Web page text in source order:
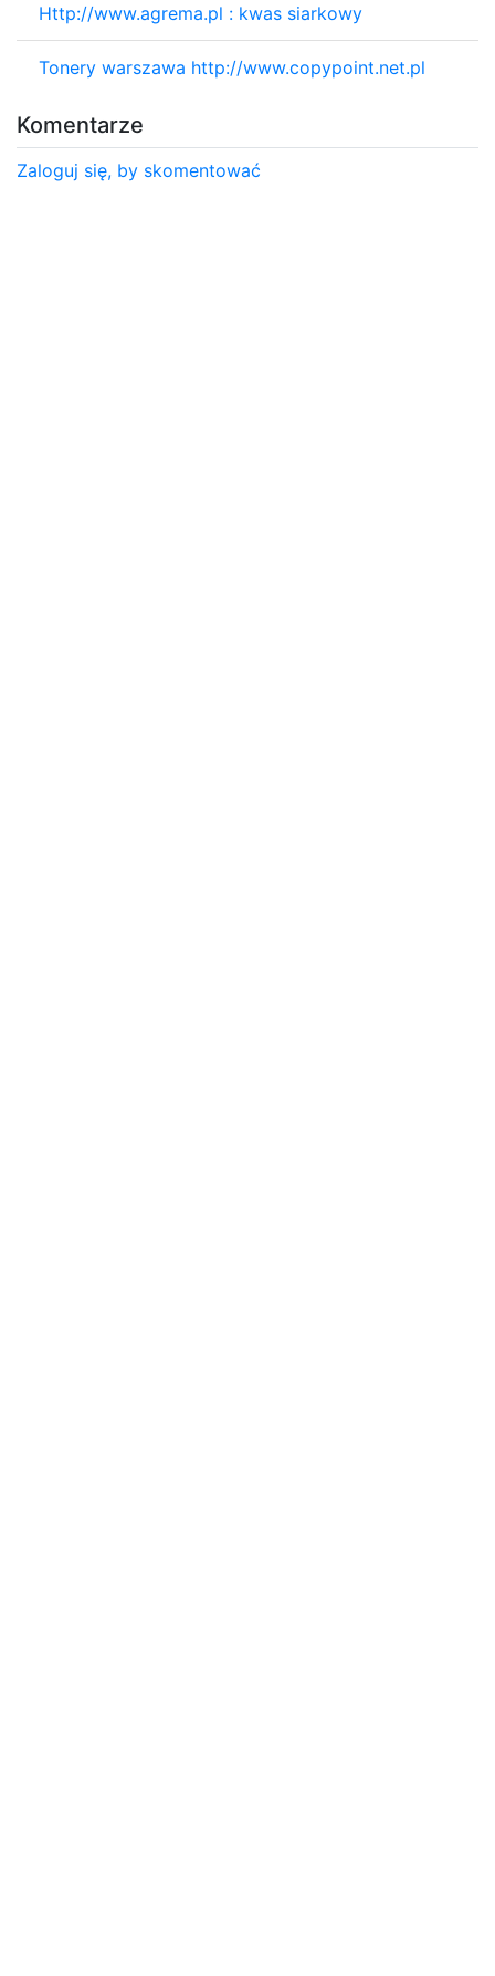
Http://www.agrema.pl : kwas siarkowy
Tonery warszawa http://www.copypoint.net.pl
Komentarze
Zaloguj się, by skomentować